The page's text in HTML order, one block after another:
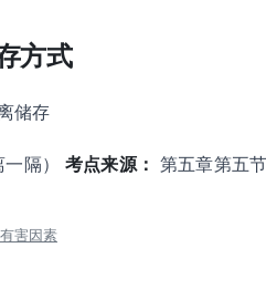
方式
储存
隔） 考点来源： 第五章第五
害因素